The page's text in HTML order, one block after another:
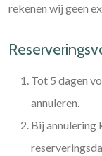
rekenen wij geen
Tot 5 dagen
annuleren.
Bij annulering